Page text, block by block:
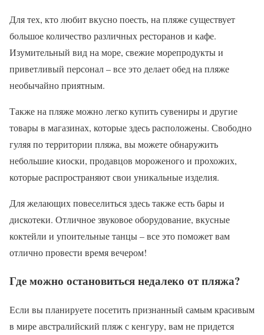
Для тех, кто любит вкусно поесть, на пляже существует
большое количество различных ресторанов и кафе.
Изумительный вид на море, свежие морепродукты и
приветливый персонал – все это делает обед на пляже
необычайно приятным.
Также на пляже можно легко купить сувениры и другие
товары в магазинах, которые здесь расположены. Свободно
гуляя по территории пляжа, вы можете обнаружить
небольшие киоски, продавцов мороженого и прохожих,
которые распространяют свои уникальные изделия.
Для желающих повеселиться здесь также есть бары и
дискотеки. Отличное звуковое оборудование, вкусные
коктейли и упоительные танцы – все это поможет вам
отлично провести время вечером!
Где можно остановиться недалеко от пляжа?
Если вы планируете посетить признанный самым красивым
в мире австралийский пляж с кенгуру, вам не придется